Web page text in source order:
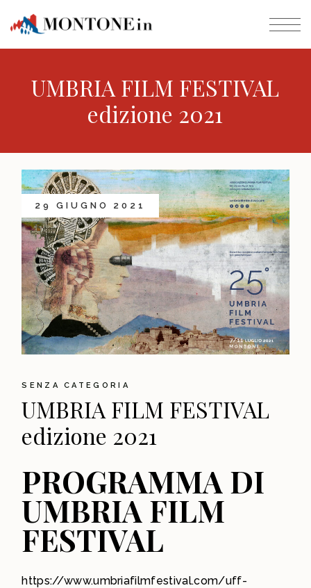
UMBRIA FILM FESTIVAL
edizione 2021
29 GIUGNO 2021
SENZA CATEGORIA
UMBRIA FILM FESTIVAL
edizione 2021
PROGRAMMA DI
UMBRIA FILM
FESTIVAL
https://www.umbriafilmfestival.com/uff-